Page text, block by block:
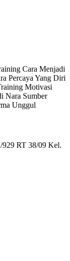
Cara Menjadi
Percaya Yang Diri
Motivasi
Nara Sumber
Unggul
929 RT 38/09 Kel.